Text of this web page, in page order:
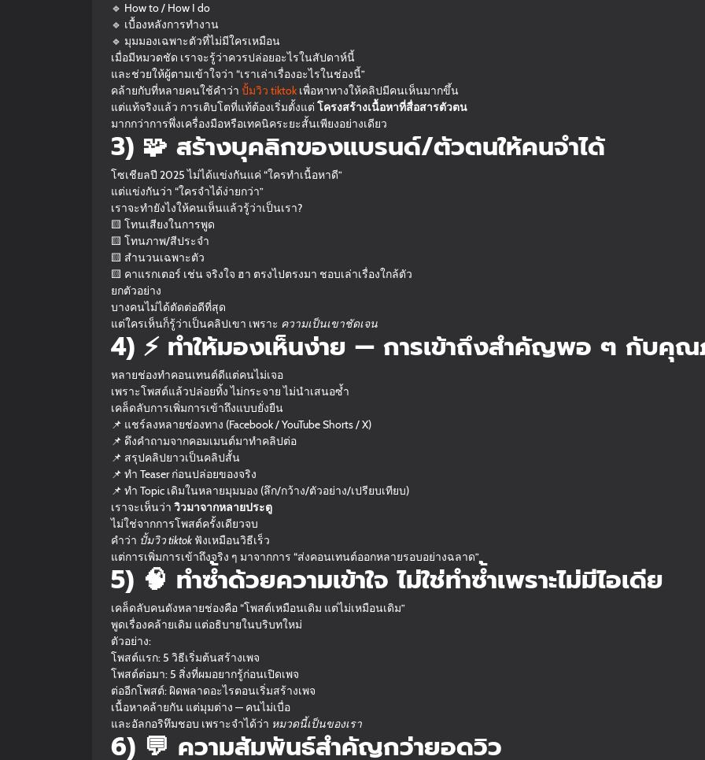
🔹 How to / How I do
🔹 เบื้องหลังการทำงาน
🔹 มุมมองเฉพาะตัวที่ไม่มีใครเหมือน
เมื่อมีหมวดชัด เราจะรู้ว่าควรปล่อยอะไรในสัปดาห์นี้
และช่วยให้ผู้ตามเข้าใจว่า “เราเล่าเรื่องอะไรในช่องนี้”
คล้ายกับที่หลายคนใช้คำว่า ปั้มวิว tiktok เพื่อหาทางให้คลิปมีคนเห็นมากขึ้น
แต่แท้จริงแล้ว การเติบโตที่แท้ต้องเริ่มตั้งแต่ โครงสร้างเนื้อหาที่สื่อสารตัวตน
มากกว่าการพึ่งเครื่องมือหรือเทคนิคระยะสั้นเพียงอย่างเดียว
3) 🧩 สร้างบุคลิกของแบรนด์/ตัวตนให้คนจำได้
โซเชียลปี 2025 ไม่ได้แข่งกันแค่ “ใครทำเนื้อหาดี”
แต่แข่งกันว่า “ใครจำได้ง่ายกว่า”
เราจะทำยังไงให้คนเห็นแล้วรู้ว่าเป็นเรา?
🟨 โทนเสียงในการพูด
🟨 โทนภาพ/สีประจำ
🟨 สำนวนเฉพาะตัว
🟨 คาแรกเตอร์ เช่น จริงใจ ฮา ตรงไปตรงมา ชอบเล่าเรื่องใกล้ตัว
ยกตัวอย่าง
บางคนไม่ได้ตัดต่อดีที่สุด
แต่ใครเห็นก็รู้ว่าเป็นคลิปเขา เพราะ ความเป็นเขาชัดเจน
4) ⚡ ทำให้มองเห็นง่าย — การเข้าถึงสำคัญพอ ๆ กับคุ
หลายช่องทำคอนเทนต์ดีแต่คนไม่เจอ
เพราะโพสต์แล้วปล่อยทิ้ง ไม่กระจาย ไม่นำเสนอซ้ำ
เคล็ดลับการเพิ่มการเข้าถึงแบบยั่งยืน
📌 แชร์ลงหลายช่องทาง (Facebook / YouTube Shorts / X)
📌 ดึงคำถามจากคอมเมนต์มาทำคลิปต่อ
📌 สรุปคลิปยาวเป็นคลิปสั้น
📌 ทำ Teaser ก่อนปล่อยของจริง
📌 ทำ Topic เดิมในหลายมุมมอง (ลึก/กว้าง/ตัวอย่าง/เปรียบเทียบ)
เราจะเห็นว่า วิวมาจากหลายประตู
ไม่ใช่จากการโพสต์ครั้งเดียวจบ
คำว่า ปั้มวิว tiktok ฟังเหมือนวิธีเร็ว
แต่การเพิ่มการเข้าถึงจริง ๆ มาจากการ “ส่งคอนเทนต์ออกหลายรอบอย่างฉลาด”
5) 🧠 ทำซ้ำด้วยความเข้าใจ ไม่ใช่ทำซ้ำเพราะไม่มีไอเดีย
เคล็ดลับคนดังหลายช่องคือ “โพสต์เหมือนเดิม แต่ไม่เหมือนเดิม”
พูดเรื่องคล้ายเดิม แต่อธิบายในบริบทใหม่
ตัวอย่าง:
โพสต์แรก: 5 วิธีเริ่มต้นสร้างเพจ
โพสต์ต่อมา: 5 สิ่งที่ผมอยากรู้ก่อนเปิดเพจ
ต่ออีกโพสต์: ผิดพลาดอะไรตอนเริ่มสร้างเพจ
เนื้อหาคล้ายกัน แต่มุมต่าง — คนไม่เบื่อ
และอัลกอริทึมชอบ เพราะจำได้ว่า หมวดนี้เป็นของเรา
6) 💬 ความสัมพันธ์สำคัญกว่ายอดวิว